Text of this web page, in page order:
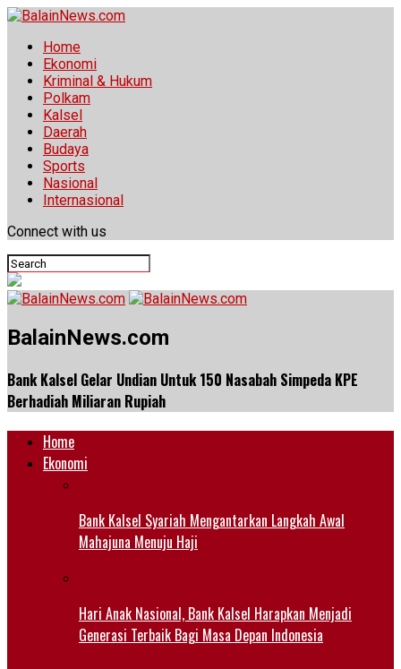
Home
Ekonomi
Kriminal & Hukum
Polkam
Kalsel
Daerah
Budaya
Sports
Nasional
Internasional
Connect with us
BalainNews.com
Bank Kalsel Gelar Undian Untuk 150 Nasabah Simpeda KPE
Berhadiah Miliaran Rupiah
Home
Ekonomi
Bank Kalsel Syariah Mengantarkan Langkah Awal
Mahajuna Menuju Haji
Hari Anak Nasional, Bank Kalsel Harapkan Menjadi
Generasi Terbaik Bagi Masa Depan Indonesia